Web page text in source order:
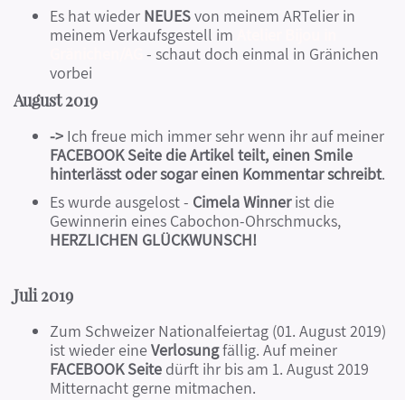
Es hat wieder NEUESvon meinem ARTelier in
meinem Verkaufsgestell im
- schaut doch einmal in Gränichen
vorbei
August 2019
-> Ich freue mich immer sehr wenn ihr auf meiner
FACEBOOK Seite die Artikel teilt, einen Smile
hinterlässt oder sogar einen Kommentar schreibt.
Es wurde ausgelost - Cimela Winnerist die
Gewinnerin eines Cabochon-Ohrschmucks,
HERZLICHEN GLÜCKWUNSCH!
Juli 2019
Zum Schweizer Nationalfeiertag (01. August 2019)
ist wieder eineVerlosungfällig. Auf meiner
FACEBOOK Seite dürft ihr bis am 1. August 2019
Mitternacht gerne mitmachen.